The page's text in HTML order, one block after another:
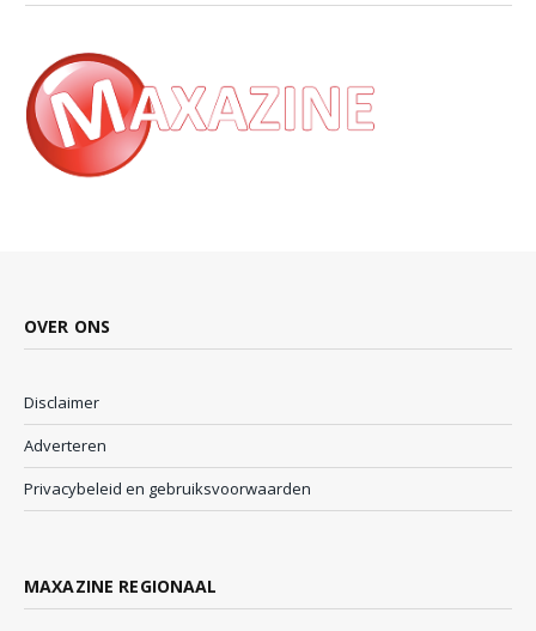
OVER ONS
Disclaimer
Adverteren
Privacybeleid en gebruiksvoorwaarden
MAXAZINE REGIONAAL